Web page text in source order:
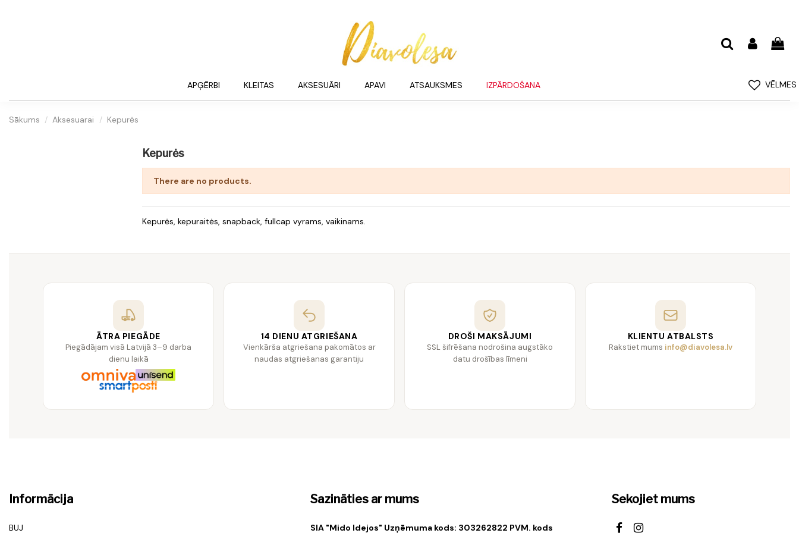
APĢĒRBI KLEITAS AKSESUĀRI APAVI ATSAUKSMES IZPĀRDOŠANA VĒLMES
Sākums Aksesuarai Kepurės
Kepurės
There are no products.
Kepurės, kepuraitės, snapback, fullcap vyrams, vaikinams.
ĀTRA PIEGĀDE
Piegādājam visā Latvijā 3–9 darba
dienu laikā
14 DIENU ATGRIEŠANA
Vienkārša atgriešana pakomātos ar
naudas atgriešanas garantiju
DROŠI MAKSĀJUMI
SSL šifrēšana nodrošina augstāko
datu drošības līmeni
KLIENTU ATBALSTS
Rakstiet mums info@diavolesa.lv
Informācija
BUJ
Sazināties ar mums
SIA "Mido Idejos" Uzņēmuma kods: 303262822 PVM. kods
Sekojiet mums